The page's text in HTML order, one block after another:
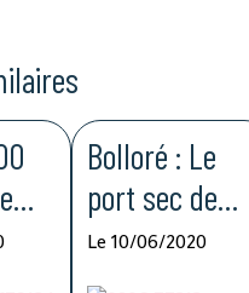
Bolloré : Le
port sec de
Kagbelen pour
améliorer la
Le 10/06/2020